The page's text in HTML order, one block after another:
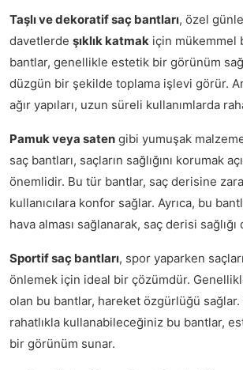
Taşlı ve dekoratif saç bantları, özel
davetlerde şıklık katmak için mükemmel
bantlar, genellikle estetik bir görünüm
düzgün bir şekilde toplama işlevi görür.
ağır yapıları, uzun süreli kullanımlarda
Pamuk veya saten gibi yumuşak
saç bantları, saçların sağlığını korumak
önemlidir. Bu tür bantlar, saç derisine
kullanıcılara konfor sağlar. Ayrıca, bu
hava alması sağlanarak, saç derisi
Sportif saç bantları, spor yaparken
önlemek için ideal bir çözümdür.
olan bu bantlar, hareket özgürlüğü
rahatlıkla kullanabileceğiniz bu bantlar,
bir görünüm sunar.